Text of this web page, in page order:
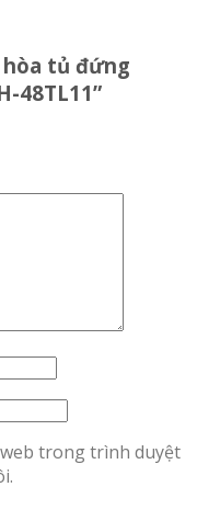
tủ đứng
48TL11”
trong trình duyệt